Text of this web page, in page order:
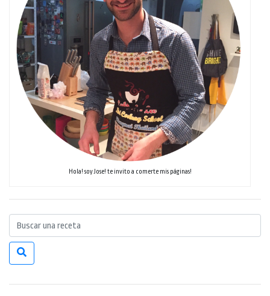
Hola! soy Jose! te invito a comerte mis páginas!